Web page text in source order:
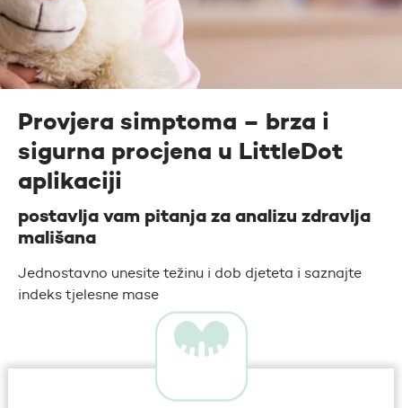
Provjera simptoma – brza i
sigurna procjena u LittleDot
aplikaciji
postavlja vam pitanja za analizu zdravlja
mališana
Jednostavno unesite težinu i dob djeteta i saznajte
indeks tjelesne mase